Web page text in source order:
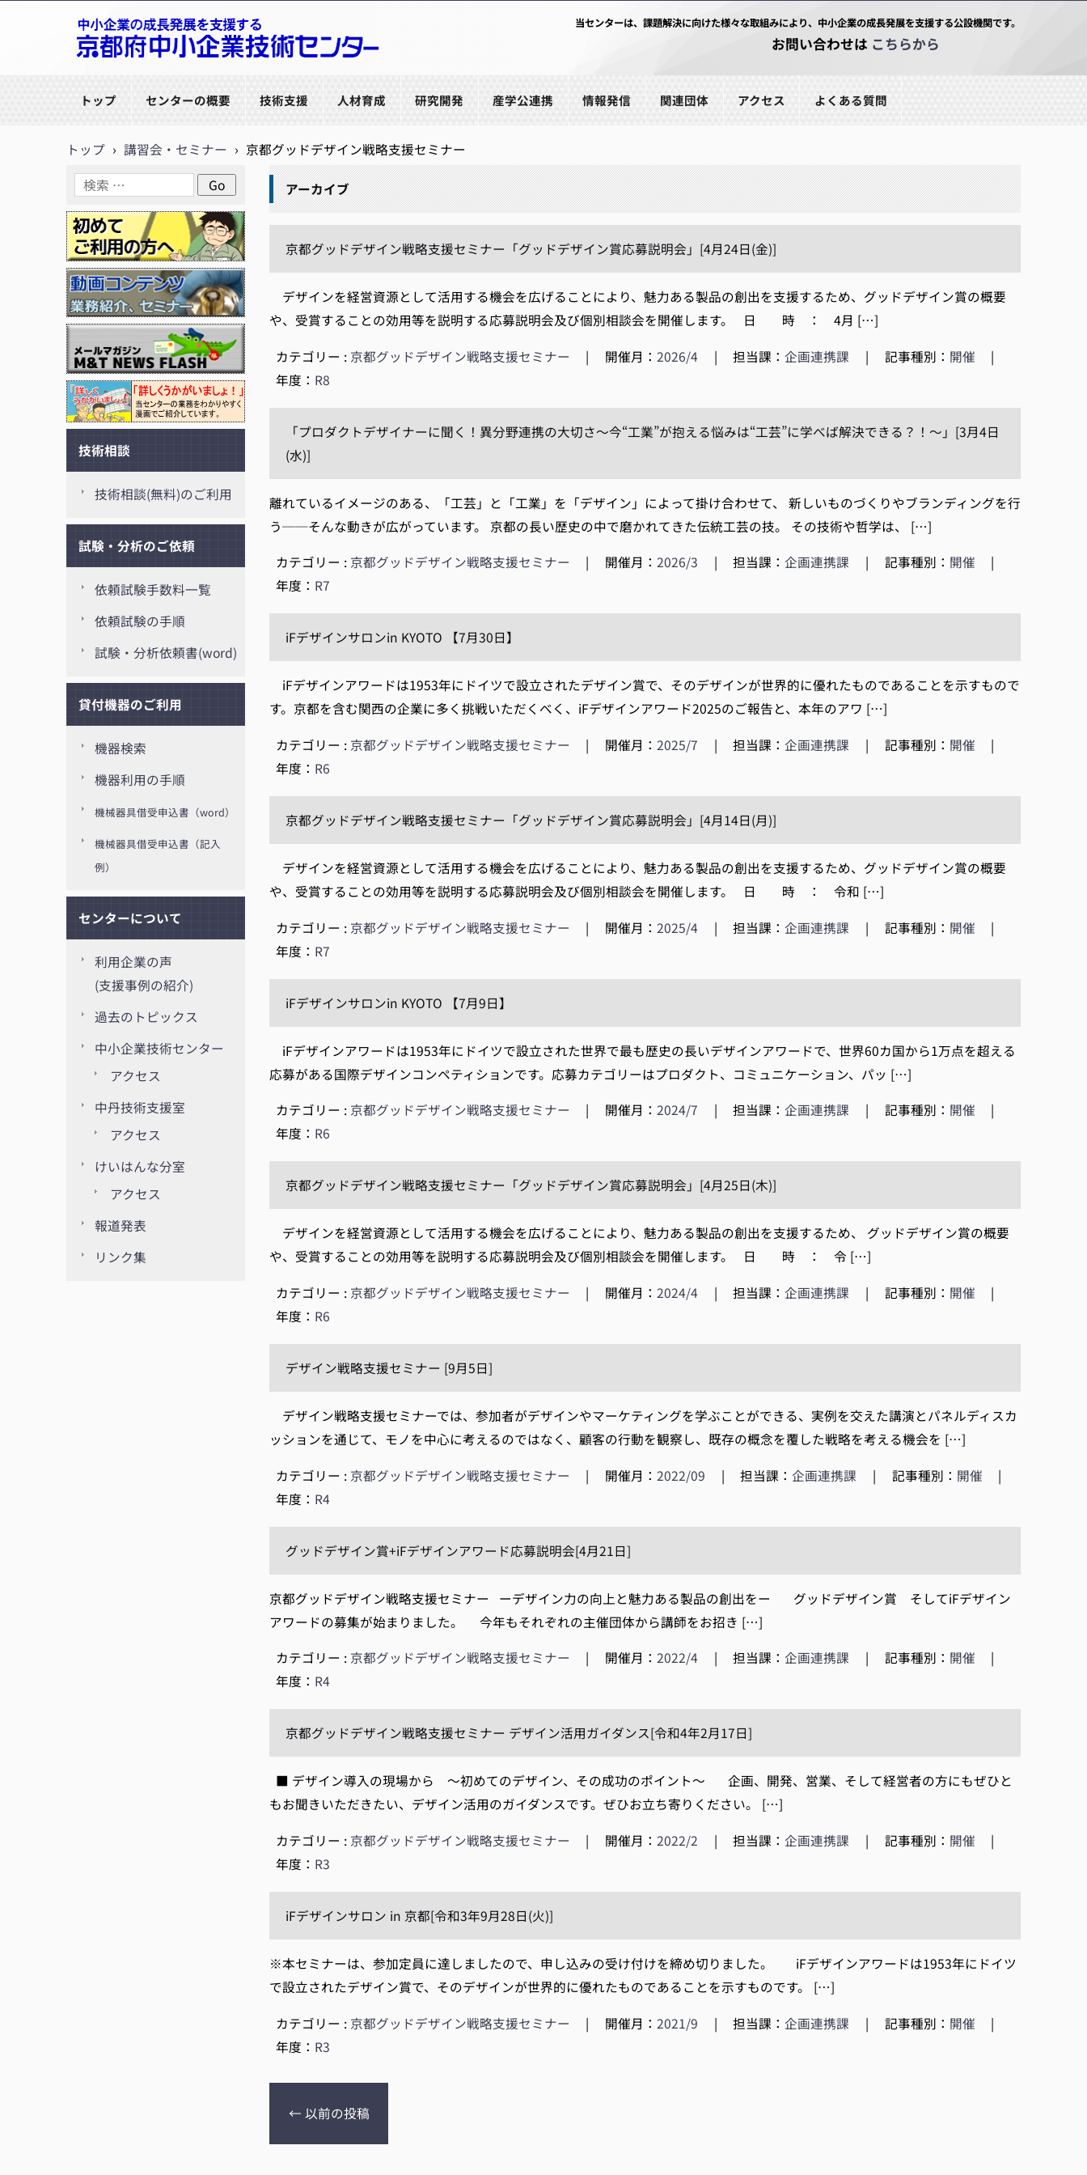
当センターは、課題解決に向けた様々な取組みにより、中小企業の成長発展を支援する公設機関です。
お問い合わせは こちらから
トップ センターの概要 技術支援 人材育成 研究開発 産学公連携 情報発信 関連団体 アクセス よくある質問
トップ › 講習会・セミナー › 京都グッドデザイン戦略支援セミナー
アーカイブ
京都グッドデザイン戦略支援セミナー「グッドデザイン賞応募説明会」[4月24日(金)]
デザインを経営資源として活用する機会を広げることにより、魅力ある製品の創出を支援するため、グッドデザイン賞の概要
や、受賞することの効用等を説明する応募説明会及び個別相談会を開催します。 日 時 ： 4月 […]
カテゴリー : 京都グッドデザイン戦略支援セミナー | 開催月：2026/4 | 担当課：企画連携課 | 記事種別： 開催
|
年度： R8
「プロダクトデザイナーに聞く！異分野連携の大切さ～今“工業”が抱える悩みは“工芸”に学べば解決できる？！～」[3月4日
(水)]
離れているイメージのある、「工芸」と「工業」を「デザイン」によって掛け合わせて、 新しいものづくりやブランディングを行
う──そんな動きが広がっています。 京都の長い歴史の中で磨かれてきた伝統工芸の技。 その技術や哲学は、 […]
カテゴリー : 京都グッドデザイン戦略支援セミナー | 開催月：2026/3 | 担当課：企画連携課 | 記事種別： 開催
|
年度： R7
iFデザインサロンin KYOTO 【7月30日】
iFデザインアワードは1953年にドイツで設立されたデザイン賞で、そのデザインが世界的に優れたものであることを示すもので
す。京都を含む関西の企業に多く挑戦いただくべく、iFデザインアワード2025のご報告と、本年のアワ […]
カテゴリー : 京都グッドデザイン戦略支援セミナー | 開催月：2025/7 | 担当課：企画連携課 | 記事種別： 開催
|
年度： R6
京都グッドデザイン戦略支援セミナー「グッドデザイン賞応募説明会」[4月14日(月)]
デザインを経営資源として活用する機会を広げることにより、魅力ある製品の創出を支援するため、グッドデザイン賞の概要
や、受賞することの効用等を説明する応募説明会及び個別相談会を開催します。 日 時 ： 令和 […]
カテゴリー : 京都グッドデザイン戦略支援セミナー | 開催月：2025/4 | 担当課：企画連携課 | 記事種別： 開催
|
年度： R7
iFデザインサロンin KYOTO 【7月9日】
iFデザインアワードは1953年にドイツで設立された世界で最も歴史の長いデザインアワードで、世界60カ国から1万点を超える
応募がある国際デザインコンペティションです。応募カテゴリーはプロダクト、コミュニケーション、パッ […]
カテゴリー : 京都グッドデザイン戦略支援セミナー | 開催月：2024/7 | 担当課：企画連携課 | 記事種別： 開催
|
年度： R6
京都グッドデザイン戦略支援セミナー「グッドデザイン賞応募説明会」[4月25日(木)]
デザインを経営資源として活用する機会を広げることにより、魅力ある製品の創出を支援するため、 グッドデザイン賞の概要
や、受賞することの効用等を説明する応募説明会及び個別相談会を開催します。 日 時 ： 令 […]
カテゴリー : 京都グッドデザイン戦略支援セミナー | 開催月：2024/4 | 担当課：企画連携課 | 記事種別： 開催
|
年度： R6
デザイン戦略支援セミナー [9月5日]
デザイン戦略支援セミナーでは、参加者がデザインやマーケティングを学ぶことができる、実例を交えた講演とパネルディスカ
ッションを通じて、モノを中心に考えるのではなく、顧客の行動を観察し、既存の概念を覆した戦略を考える機会を […]
カテゴリー : 京都グッドデザイン戦略支援セミナー | 開催月：2022/09 | 担当課：企画連携課 | 記事種別： 開催
|
年度： R4
グッドデザイン賞+iFデザインアワード応募説明会[4月21日]
京都グッドデザイン戦略支援セミナー ーデザイン力の向上と魅力ある製品の創出をー グッドデザイン賞 そしてiFデザイン
アワードの募集が始まりました。 今年もそれぞれの主催団体から講師をお招き […]
カテゴリー : 京都グッドデザイン戦略支援セミナー | 開催月：2022/4 | 担当課：企画連携課 | 記事種別： 開催
|
年度： R4
京都グッドデザイン戦略支援セミナー デザイン活用ガイダンス[令和4年2月17日]
■ デザイン導入の現場から ～初めてのデザイン、その成功のポイント～ 企画、開発、営業、そして経営者の方にもぜひと
もお聞きいただきたい、デザイン活用のガイダンスです。ぜひお立ち寄りください。 […]
カテゴリー : 京都グッドデザイン戦略支援セミナー | 開催月：2022/2 | 担当課：企画連携課 | 記事種別： 開催
|
年度： R3
iFデザインサロン in 京都[令和3年9月28日(火)]
※本セミナーは、参加定員に達しましたので、申し込みの受け付けを締め切りました。 iFデザインアワードは1953年にドイツ
で設立されたデザイン賞で、そのデザインが世界的に優れたものであることを示すものです。 […]
カテゴリー : 京都グッドデザイン戦略支援セミナー | 開催月：2021/9 | 担当課：企画連携課 | 記事種別： 開催
|
年度： R3
← 以前の投稿
技術相談
技術相談(無料)のご利用
試験・分析のご依頼
依頼試験手数料一覧
依頼試験の手順
試験・分析依頼書(word)
貸付機器のご利用
機器検索
機器利用の手順
機械器具借受申込書（word）
機械器具借受申込書（記入
例）
センターについて
利用企業の声
(支援事例の紹介)
過去のトピックス
中小企業技術センター
アクセス
中丹技術支援室
アクセス
けいはんな分室
アクセス
報道発表
リンク集